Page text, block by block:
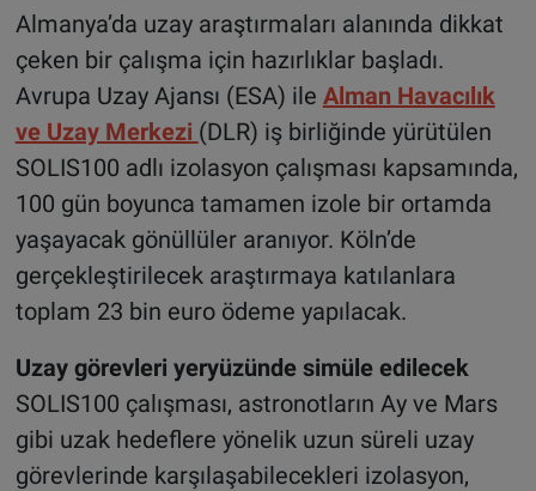
Almanya’da uzay araştırmaları alanında dikkat
çeken bir çalışma için hazırlıklar başladı.
Avrupa Uzay Ajansı (ESA) ile Alman Havacılık
ve Uzay Merkezi (DLR) iş birliğinde yürütülen
SOLIS100 adlı izolasyon çalışması kapsamında,
100 gün boyunca tamamen izole bir ortamda
yaşayacak gönüllüler aranıyor. Köln’de
gerçekleştirilecek araştırmaya katılanlara
toplam 23 bin euro ödeme yapılacak.
Uzay görevleri yeryüzünde simüle edilecek
SOLIS100 çalışması, astronotların Ay ve Mars
gibi uzak hedeflere yönelik uzun süreli uzay
görevlerinde karşılaşabilecekleri izolasyon,